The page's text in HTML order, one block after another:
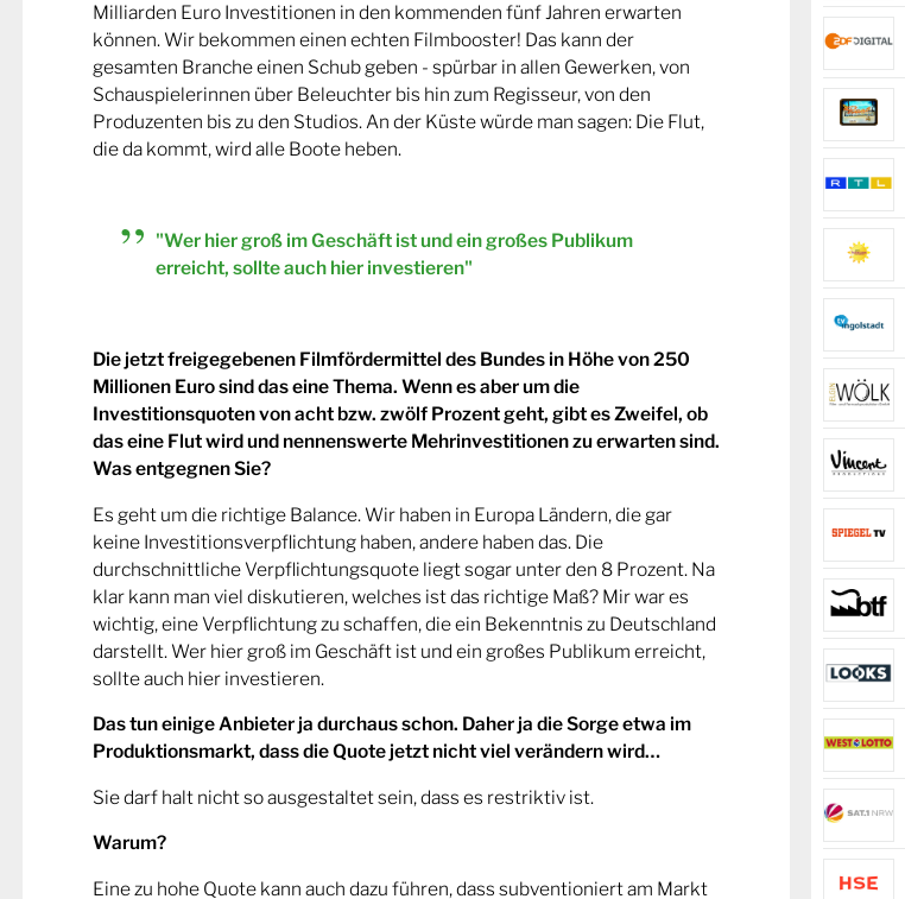
Milliarden Euro Investitionen in den kommenden fünf Jahren erwarten
können. Wir bekommen einen echten Filmbooster! Das kann der
gesamten Branche einen Schub geben - spürbar in allen Gewerken, von
Schauspielerinnen über Beleuchter bis hin zum Regisseur, von den
Produzenten bis zu den Studios. An der Küste würde man sagen: Die Flut,
die da kommt, wird alle Boote heben.
"Wer hier groß im Geschäft ist und ein großes Publikum
erreicht, sollte auch hier investieren"
Die jetzt freigegebenen Filmfördermittel des Bundes in Höhe von 250
Millionen Euro sind das eine Thema. Wenn es aber um die
Investitionsquoten von acht bzw. zwölf Prozent geht, gibt es Zweifel, ob
das eine Flut wird und nennenswerte Mehrinvestitionen zu erwarten sind.
Was entgegnen Sie?
Es geht um die richtige Balance. Wir haben in Europa Ländern, die gar
keine Investitionsverpflichtung haben, andere haben das. Die
durchschnittliche Verpflichtungsquote liegt sogar unter den 8 Prozent. Na
klar kann man viel diskutieren, welches ist das richtige Maß? Mir war es
wichtig, eine Verpflichtung zu schaffen, die ein Bekenntnis zu Deutschland
darstellt. Wer hier groß im Geschäft ist und ein großes Publikum erreicht,
sollte auch hier investieren.
Das tun einige Anbieter ja durchaus schon. Daher ja die Sorge etwa im
Produktionsmarkt, dass die Quote jetzt nicht viel verändern wird…
Sie darf halt nicht so ausgestaltet sein, dass es restriktiv ist.
Warum?
Eine zu hohe Quote kann auch dazu führen, dass subventioniert am Markt